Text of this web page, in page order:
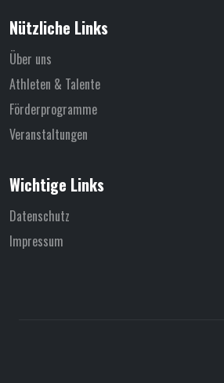
Nützliche Links
Über uns
Athleten & Talente
Förderprogramme
Veranstaltungen
Wichtige Links
Datenschutz
Impressum